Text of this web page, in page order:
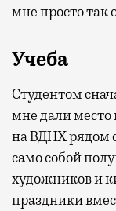
мне просто так
Учеба
Студентом
мне дали место
на ВДНХ рядом
само собой
художников и
праздники